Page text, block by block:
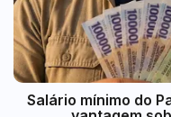
​Salário mínimo do